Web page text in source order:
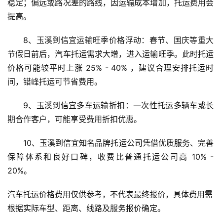
稳定；偏远或路况差的路线，因运输成本增加，托运费用会
提高。
8、玉溪到信宜运输旺季价格浮动：春节、国庆等重大
节假日前后，汽车托运需求大增，进入运输旺季。此时托运
价格可能较平时上涨 25% - 40% ，建议合理安排托运时
间，错峰托运可节省费用。
9、玉溪到信宜多车运输折扣：一次性托运多辆车或长
期合作客户，可能享受费用折扣优惠。
10、玉溪到信宜知名品牌托运公司凭借优质服务、完善
保障体系和良好口碑，收费比普通托运公司高 10% -
20%。
汽车托运价格费用仅供参考，不代表最终报价，具体费用需
根据实际车型、距离、线路及服务报价确定。